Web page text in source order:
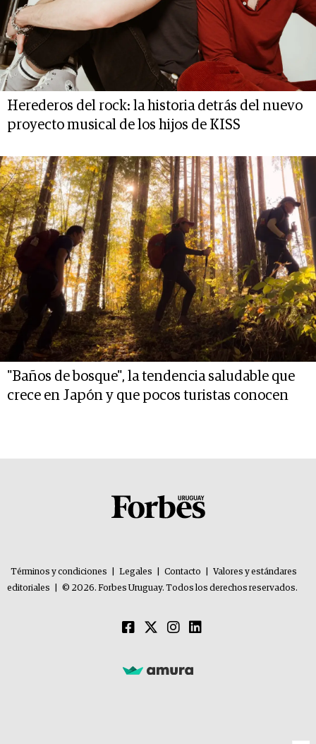
Herederos del rock: la historia detrás del nuevo
proyecto musical de los hijos de KISS
"Baños de bosque", la tendencia saludable que
crece en Japón y que pocos turistas conocen
Términos y condiciones Legales Contacto
Valores y estándares
editoriales
© 2026. Forbes Uruguay. Todos los derechos reservados.